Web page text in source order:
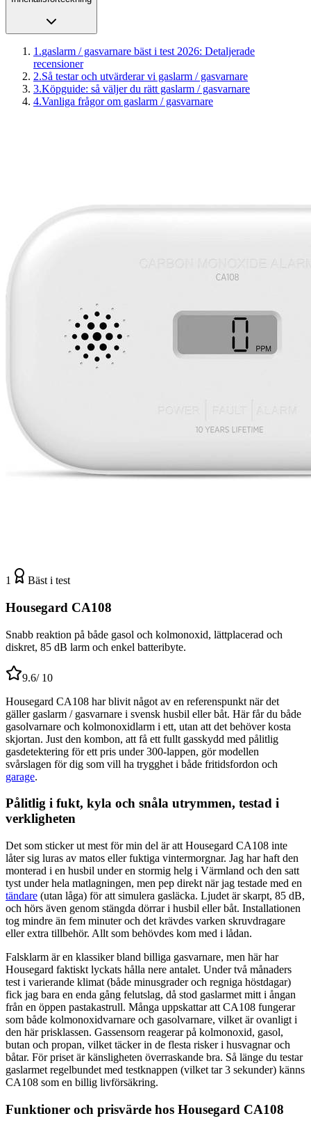
1 .gaslarm / gasvarnare bäst i test 2026: Detaljerade
recensioner
2.Så testar och utvärderar vi gaslarm / gasvarnare
3.Köpguide: så väljer du rätt gaslarm / gasvarnare
4.Vanliga frågor om gaslarm / gasvarnare
1 Bäst i test
Housegard CA108
Snabb reaktion på både gasol och kolmonoxid, lättplacerad och
diskret, 85 dB larm och enkel batteribyte.
9.6/ 10
Housegard CA108 har blivit något av en referenspunkt när det
gäller gaslarm / gasvarnare i svensk husbil eller båt. Här får du både
gasolvarnare och kolmonoxidlarm i ett, utan att det behöver kosta
skjortan. Just den kombon, att få ett fullt gasskydd med pålitlig
gasdetektering för ett pris under 300-lappen, gör modellen
svårslagen för dig som vill ha trygghet i både fritidsfordon och
garage.
Pålitlig i fukt, kyla och snåla utrymmen, testad i
verkligheten
Det som sticker ut mest för min del är att Housegard CA108 inte
låter sig luras av matos eller fuktiga vintermorgnar. Jag har haft den
monterad i en husbil under en stormig helg i Värmland och den satt
tyst under hela matlagningen, men pep direkt när jag testade med en
tändare (utan låga) för att simulera gasläcka. Ljudet är skarpt, 85 dB,
och hörs även genom stängda dörrar i husbil eller båt. Installationen
tog mindre än fem minuter och det krävdes varken skruvdragare
eller extra tillbehör. Allt som behövdes kom med i lådan.
Falsklarm är en klassiker bland billiga gasvarnare, men här har
Housegard faktiskt lyckats hålla nere antalet. Under två månaders
test i varierande klimat (både minusgrader och regniga höstdagar)
fick jag bara en enda gång felutslag, då stod gaslarmet mitt i ångan
från en öppen pastakastrull. Många uppskattar att CA108 fungerar
som både kolmonoxidvarnare och gasolvarnare, vilket är ovanligt i
den här prisklassen. Gassensorn reagerar på kolmonoxid, gasol,
butan och propan, vilket täcker in de flesta risker i husvagnar och
båtar. För priset är känsligheten överraskande bra. Så länge du testar
gaslarmet regelbundet med testknappen (vilket tar 3 sekunder) känns
CA108 som en billig livförsäkring.
Funktioner och prisvärde hos Housegard CA108